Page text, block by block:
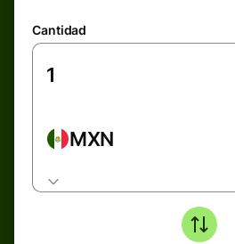
Cantidad
MXN